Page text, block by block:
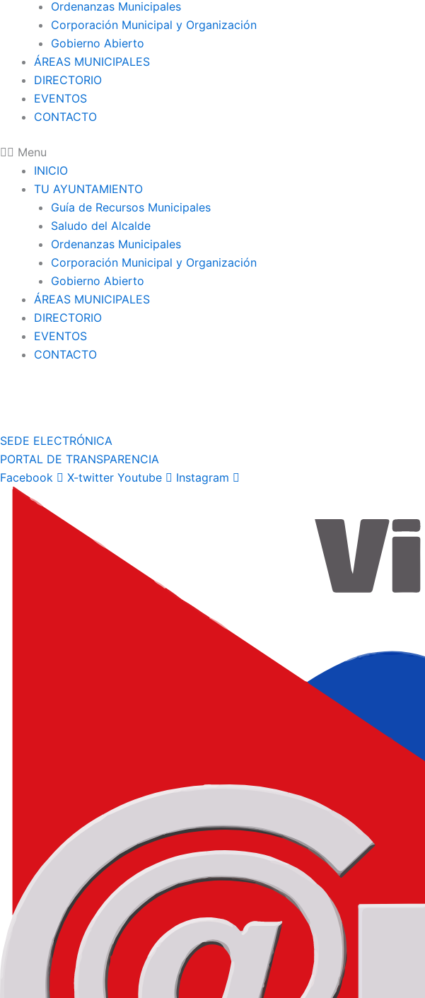
Ordenanzas Municipales
Corporación Municipal y Organización
Gobierno Abierto
ÁREAS MUNICIPALES
DIRECTORIO
EVENTOS
CONTACTO
Menu
INICIO
TU AYUNTAMIENTO
Guía de Recursos Municipales
Saludo del Alcalde
Ordenanzas Municipales
Corporación Municipal y Organización
Gobierno Abierto
ÁREAS MUNICIPALES
DIRECTORIO
EVENTOS
CONTACTO
SEDE ELECTRÓNICA
PORTAL DE TRANSPARENCIA
Facebook
X-twitter Youtube Instagram